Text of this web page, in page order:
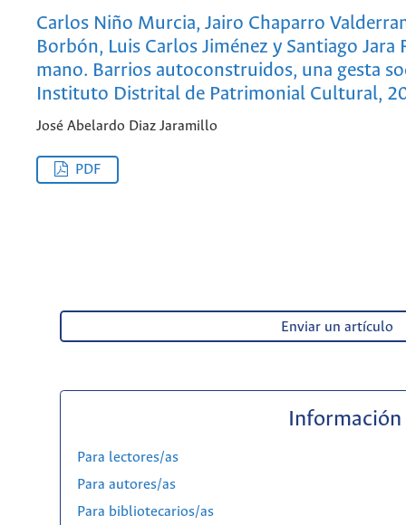
Carlos Niño Murcia, Jairo Chaparro
Borbón, Luis Carlos Jiménez y Santiago Jara
mano. Barrios autoconstruidos, una gesta
Instituto Distrital de Patrimonial Cultural,
José Abelardo Diaz Jaramillo
PDF
Enviar un artículo
Información
Para lectores/as
Para autores/as
Para bibliotecarios/as